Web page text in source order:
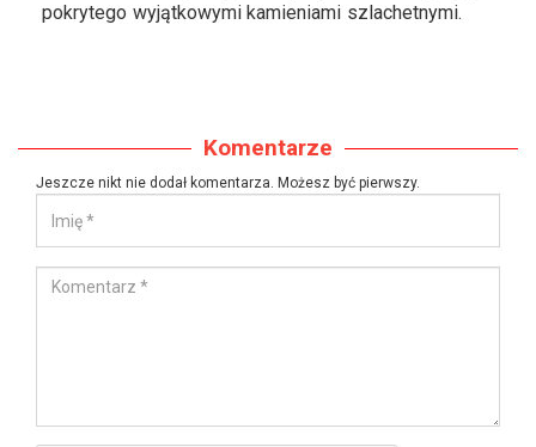
pokrytego wyjątkowymi kamieniami szlachetnymi.
Komentarze
Jeszcze nikt nie dodał komentarza. Możesz być pierwszy.